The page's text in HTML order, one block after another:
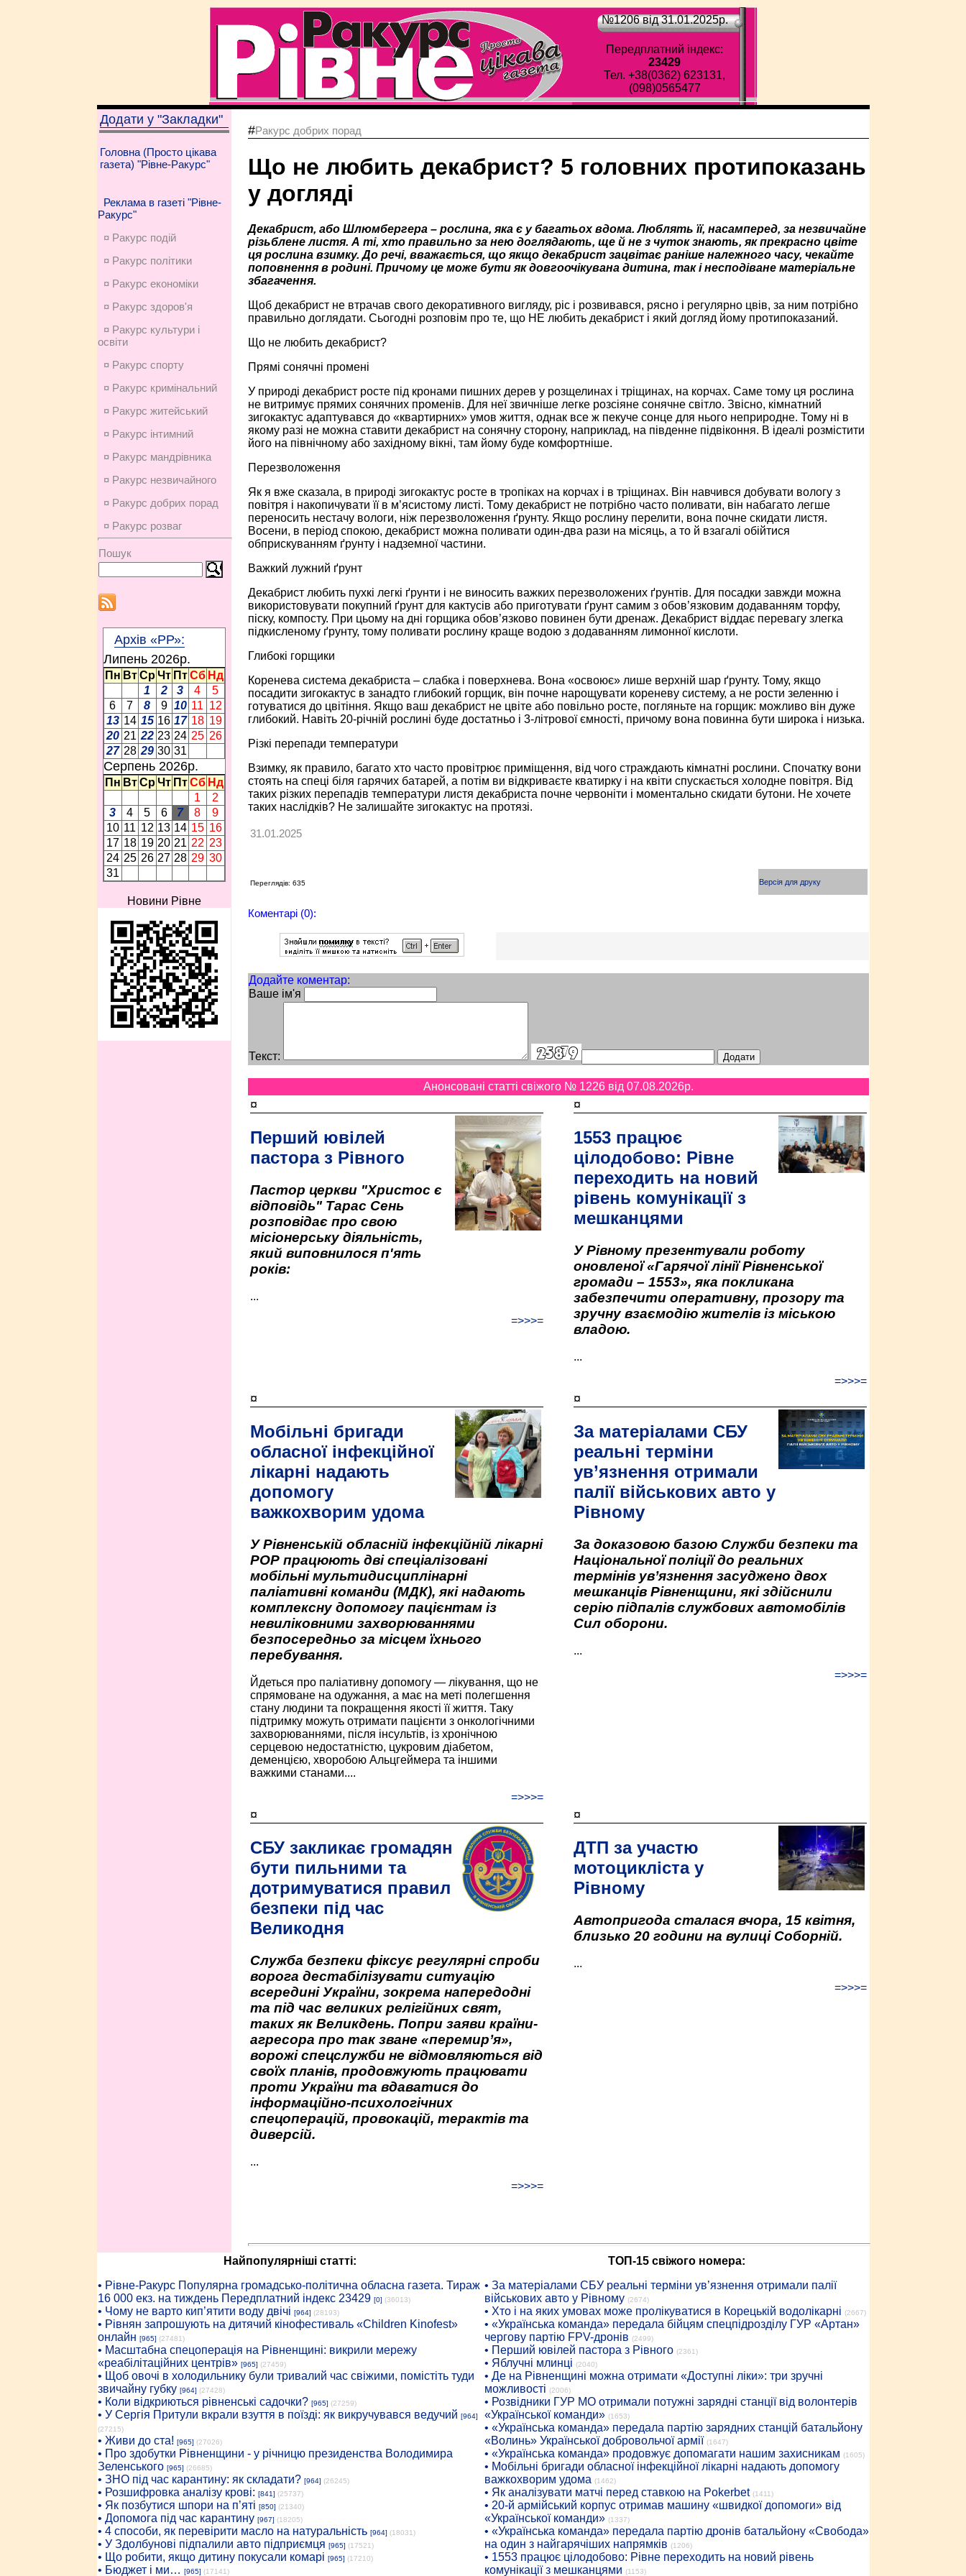
№1206 від 31.01.2025p.
Передплатний індекс:
23429
Тел. +38(0362) 623131,
(098)0565477
Додати у "Закладки"
Головна (Просто цікава
газета) "Рівне-Ракурс"
Реклама в газеті "Рівне-
Ракурс"
¤ Ракурс подій
¤ Ракурс політики
¤ Ракурс економiки
¤ Ракурс здоров'я
¤ Ракурс культури і
освіти
¤ Ракурс спорту
¤ Ракурс кримінальний
¤ Ракурс житейський
¤ Ракурс інтимний
¤ Ракурс мандрівника
¤ Ракурс незвичайного
¤ Ракурс добрих порад
¤ Ракурс розваг
Пошук
Архів «РР»:
Липень 2026p.
Пн Вт Ср Чт Пт Сб Нд
1
2 3 4
5
6
7 8 9 10 11 12
13 14 15 16 17 18 19
20 21 22 23 24 25 26
27 28 29 30 31
Серпень 2026p.
Пн Вт Ср Чт Пт Сб Нд
1
2
3
4 5 6 7 8
9
10 11 12 13 14 15 16
17 18 19 20 21 22 23
24 25 26 27 28 29 30
31
Новини Рівне
#Ракурс добрих порад
Що не любить декабрист? 5 головних протипоказань
у догляді
Декабрист, або Шлюмбергера – рослина, яка є у багатьох вдома. Люблять її, насамперед, за незвичайне
різьблене листя. А ті, хто правильно за нею доглядають, ще й не з чуток знають, як прекрасно цвіте
ця рослина взимку. До речі, вважається, що якщо декабрист зацвітає раніше належного часу, чекайте
поповнення в родині. Причому це може бути як довгоочікувана дитина, так і несподіване матеріальне
збагачення.
Щоб декабрист не втрачав свого декоративного вигляду, ріс і розвивався, рясно і регулярно цвів, за ним потрібно
правильно доглядати. Сьогодні розповім про те, що НЕ любить декабрист і який догляд йому протипоказаний.
Що не любить декабрист?
Прямі сонячні промені
У природі декабрист росте під кронами пишних дерев у розщелинах і тріщинах, на корчах. Саме тому ця рослина
не витримує прямих сонячних променів. Для неї звичніше легке розсіяне сонячне світло. Звісно, кімнатний
зигокактус адаптувався до «квартирних» умов життя, однак все ж пекуче сонце для нього неприродне. Тому ні в
якому разі не можна ставити декабрист на сонячну сторону, наприклад, на південне підвіконня. В ідеалі розмістити
його на північному або західному вікні, там йому буде комфортніше.
Перезволоження
Як я вже сказала, в природі зигокактус росте в тропіках на корчах і в тріщинах. Він навчився добувати вологу з
повітря і накопичувати її в м’ясистому листі. Тому декабрист не потрібно часто поливати, він набагато легше
переносить нестачу вологи, ніж перезволоження ґрунту. Якщо рослину перелити, вона почне скидати листя.
Восени, в період спокою, декабрист можна поливати один-два рази на місяць, а то й взагалі обійтися
обприскуванням ґрунту і надземної частини.
Важкий лужний ґрунт
Декабрист любить пухкі легкі ґрунти і не виносить важких перезволожених ґрунтів. Для посадки завжди можна
використовувати покупний ґрунт для кактусів або приготувати ґрунт самим з обов’язковим додаванням торфу,
піску, компосту. При цьому на дні горщика обов’язково повинен бути дренаж. Декабрист віддає перевагу злегка
підкисленому ґрунту, тому поливати рослину краще водою з додаванням лимонної кислоти.
Глибокі горщики
Коренева система декабриста – слабка і поверхнева. Вона «освоює» лише верхній шар ґрунту. Тому, якщо
посадити зигокактус в занадто глибокий горщик, він почне нарощувати кореневу систему, а не рости зеленню і
готуватися до цвітіння. Якщо ваш декабрист не цвіте або повільно росте, погляньте на горщик: можливо він дуже
глибокий. Навіть 20-річній рослині буде достатньо і 3-літрової ємності, причому вона повинна бути широка і низька.
Різкі перепади температури
Взимку, як правило, багато хто часто провітрює приміщення, від чого страждають кімнатні рослини. Спочатку вони
стоять на спеці біля гарячих батарей, а потім ви відкриваєте кватирку і на квіти спускається холодне повітря. Від
таких різких перепадів температури листя декабриста почне червоніти і моментально скидати бутони. Не хочете
таких наслідків? Не залишайте зигокактус на протязі.
31.01.2025
Переглядів: 635 Версія для друку
Коментарі (0):
Додайте коментар:
Ваше ім'я
Текст:
Анонсовані статті свіжого № 1226 від 07.08.2026p.
¤
Перший ювілей
пастора з Рівного
Пастор церкви "Христос є
відповідь" Тарас Сень
розповідає про свою
місіонерську діяльність,
який виповнилося п'ять
років:
...
=>>>=
¤
1553 працює
цілодобово: Рівне
переходить на новий
рівень комунікації з
мешканцями
У Рівному презентували роботу
оновленої «Гарячої лінії Рівненської
громади – 1553», яка покликана
забезпечити оперативну, прозору та
зручну взаємодію жителів із міською
владою.
...
=>>>=
¤
Мобільні бригади
обласної інфекційної
лікарні надають
допомогу
важкохворим удома
У Рівненській обласній інфекційній лікарні
РОР працюють дві спеціалізовані
мобільні мультидисциплінарні
паліативні команди (МДК), які надають
комплексну допомогу пацієнтам із
невиліковними захворюваннями
безпосередньо за місцем їхнього
перебування.
Йдеться про паліативну допомогу — лікування, що не
спрямоване на одужання, а має на меті полегшення
стану людини та покращення якості її життя. Таку
підтримку можуть отримати пацієнти з онкологічними
захворюваннями, після інсультів, із хронічною
серцевою недостатністю, цукровим діабетом,
деменцією, хворобою Альцгеймера та іншими
важкими станами....
=>>>=
¤
За матеріалами СБУ
реальні терміни
ув’язнення отримали
палії військових авто у
Рівному
За доказовою базою Служби безпеки та
Національної поліції до реальних
термінів ув’язнення засуджено двох
мешканців Рівненщини, які здійснили
серію підпалів службових автомобілів
Сил оборони.
...
=>>>=
¤
СБУ закликає громадян
бути пильними та
дотримуватися правил
безпеки під час
Великодня
Служба безпеки фіксує регулярні спроби
ворога дестабілізувати ситуацію
всередині України, зокрема напередодні
та під час великих релігійних свят,
таких як Великдень. Попри заяви країни-
агресора про так зване «перемир’я»,
ворожі спецслужби не відмовляються від
своїх планів, продовжують працювати
проти України та вдаватися до
інформаційно-психологічних
спецоперацій, провокацій, терактів та
диверсій.
...
=>>>=
¤
ДТП за участю
мотоцикліста у
Рівному
Автопригода сталася вчора, 15 квітня,
близько 20 години на вулиці Соборній.
...
=>>>=
Найпопулярніші статті:
• Рiвне-Ракурс Популярна громадсько-політична обласна газета. Тираж
16 000 екз. на тиждень Передплатний індекс 23429 [0] (36013)
• Чому не варто кип’ятити воду двічі [964] (28193)
• Рівнян запрошують на дитячий кінофестиваль «Children Kinofest»
онлайн [965] (27481)
• Масштабна спецоперація на Рівненщині: викрили мережу
«реабілітаційних центрів» [965] (27459)
• Щоб овочі в холодильнику були тривалий час свіжими, помістіть туди
звичайну губку [964] (27428)
• Коли відкриються рівненські садочки? [965] (27259)
• У Сергія Притули вкрали взуття в поїзді: як викручувався ведучий [964]
(27215)
• Живи до ста! [965] (27026)
• Про здобутки Рівненщини - у річницю президенства Володимира
Зеленського [965] (26685)
• ЗНО під час карантину: як складати? [964] (26245)
• Розшифровка аналізу крові: [841] (25737)
• Як позбутися шпори на п’яті [850] (21340)
• Допомога під час карантину [967] (18205)
• 4 способи, як перевірити масло на натуральність [964] (18031)
• У Здолбунові підпалили авто підприємця [965] (17521)
• Що робити, якщо дитину покусали комарі [965] (17210)
• Бюджет і ми… [965] (17141)
ТОП-15 свіжого номера:
• За матеріалами СБУ реальні терміни ув’язнення отримали палії
військових авто у Рівному (2674)
• Хто і на яких умовах може пролікуватися в Корецькій водолікарні (2667)
• «Українська команда» передала бійцям спецпідрозділу ГУР «Артан»
чергову партію FPV-дронів (2499)
• Перший ювілей пастора з Рівного (2361)
• Яблучні млинці (2040)
• Де на Рівненщині можна отримати «Доступні ліки»: три зручні
можливості (2006)
• Розвідники ГУР МО отримали потужні зарядні станції від волонтерів
«Української команди» (1653)
• «Українська команда» передала партію зарядних станцій батальйону
«Волинь» Української добровольчої армії (1647)
• «Українська команда» продовжує допомагати нашим захисникам (1605)
• Мобільні бригади обласної інфекційної лікарні надають допомогу
важкохворим удома (1462)
• Як аналізувати матчі перед ставкою на Pokerbet (1411)
• 20-й армійський корпус отримав машину «швидкої допомоги» від
«Української команди» (1337)
• «Українська команда» передала партію дронів батальйону «Свобода»
на один з найгарячіших напрямків (1206)
• 1553 працює цілодобово: Рівне переходить на новий рівень
комунікації з мешканцями (1153)